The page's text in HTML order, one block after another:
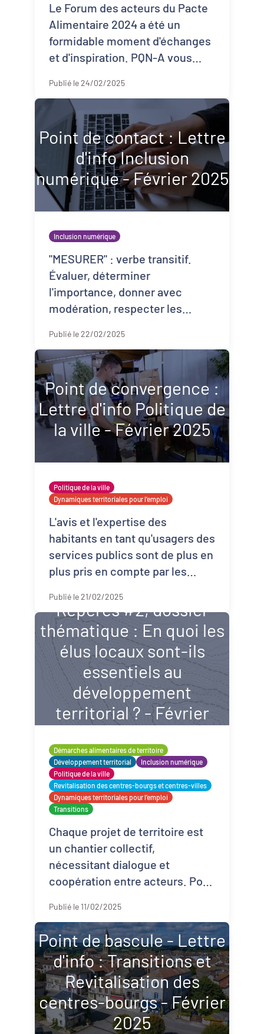
Le Forum des acteurs du Pacte
Alimentaire 2024 a été un
formidable moment d'échanges
et d'inspiration. PQN-A vous
retenir. Au-delà du Forum, faire
Publié le 24/02/2025
Point de contact : Lettre
d'info Inclusion
numérique - Février 2025
Inclusion numérique
"MESURER" : verbe transitif.
Évaluer, déterminer
l'importance, donner avec
modération, respecter les
durable... ...
Publié le 22/02/2025
Point de convergence :
Lettre d'info Politique de
la ville - Février 2025
Politique de la ville
Dynamiques territoriales pour l’emploi
L'avis et l'expertise des
habitants en tant qu'usagers des
services publics sont de plus en
plus pris en compte par les
construction, la mise en œuvre
et l'évaluati ...
Publié le 21/02/2025
Repères #2, dossier
thématique : En quoi les
élus locaux sont-ils
essentiels au
développement
territorial ? - Février
2025
Démarches alimentaires de territoire
Développement territorial
Inclusion numérique
Politique de la ville
Revitalisation des centres-bourgs et centres-villes
Dynamiques territoriales pour l’emploi
Transitions
Chaque projet de territoire est
un chantier collectif,
nécessitant dialogue et
coopération entre acteurs. Pour
un rôle de catalyseur de
synergies, un tra ...
Publié le 11/02/2025
Point de bascule - Lettre
d'info : Transitions et
Revitalisation des
centres-bourgs - Février
2025